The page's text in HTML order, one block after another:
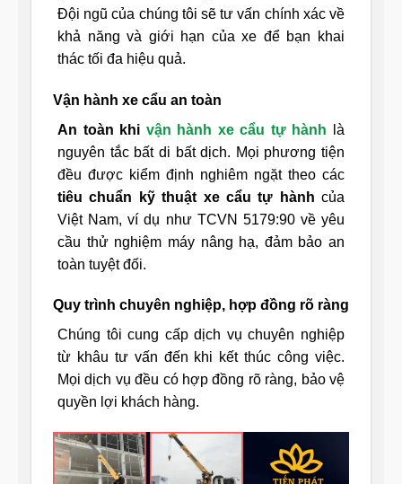
Đội ngũ của chúng tôi sẽ tư vấn chính xác về
khả năng và giới hạn của xe để bạn khai
thác tối đa hiệu quả.
Vận hành xe cẩu an toàn
An toàn khi vận hành xe cẩu tự hành là
nguyên tắc bất di bất dịch. Mọi phương tiện
đều được kiểm định nghiêm ngặt theo các
tiêu chuẩn kỹ thuật xe cẩu tự hành của
Việt Nam, ví dụ như TCVN 5179:90 về yêu
cầu thử nghiệm máy nâng hạ, đảm bảo an
toàn tuyệt đối.
Quy trình chuyên nghiệp, hợp đồng rõ ràng
Chúng tôi cung cấp dịch vụ chuyên nghiệp
từ khâu tư vấn đến khi kết thúc công việc.
Mọi dịch vụ đều có hợp đồng rõ ràng, bảo vệ
quyền lợi khách hàng.